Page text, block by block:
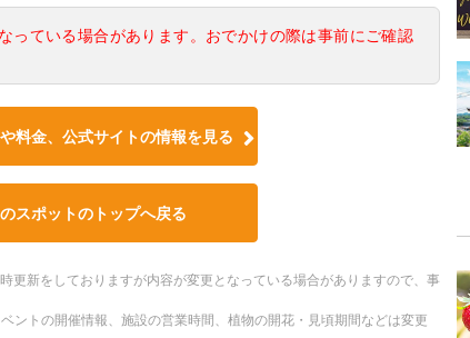
っている場合があります。おでかけの際は事前にご確認
料金、公式サイトの情報を見る
スポットのトップへ戻る
更新をしておりますが内容が変更となっている場合がありますので、事
ントの開催情報、施設の営業時間、植物の開花・見頃期間などは変更